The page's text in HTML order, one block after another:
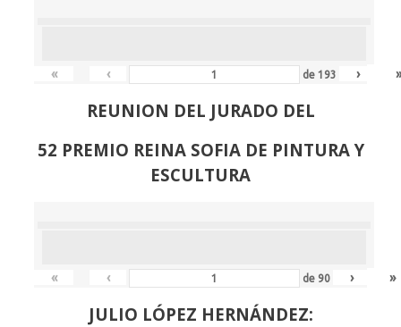
« ‹ de193 ›
REUNION DEL JURADO DEL
52 PREMIO REINA SOFIA DE PINTURA Y
ESCULTURA
« ‹ de 90 › »
JULIO LÓPEZ HERNÁNDEZ: